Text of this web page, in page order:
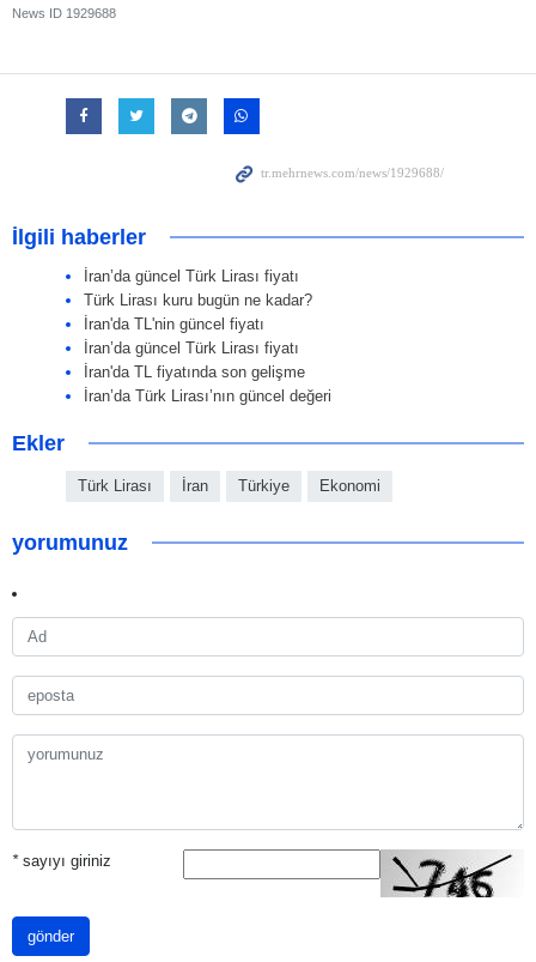
News ID 1929688
İlgili haberler
İran’da güncel Türk Lirası fiyatı
Türk Lirası kuru bugün ne kadar?
İran'da TL'nin güncel fiyatı
İran’da güncel Türk Lirası fiyatı
İran'da TL fiyatında son gelişme
İran’da Türk Lirası’nın güncel değeri
Ekler
Türk Lirası İran Türkiye Ekonomi
yorumunuz
*sayıyı giriniz
gönder